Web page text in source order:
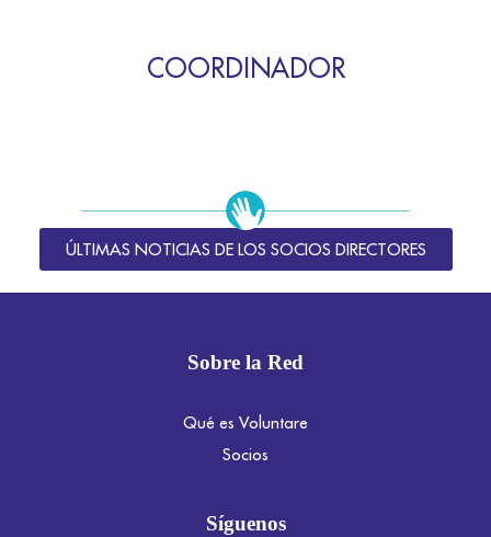
COORDINADOR
ÚLTIMAS NOTICIAS DE LOS SOCIOS DIRECTORES
Sobre la Red
Qué es Voluntare
Socios
Síguenos